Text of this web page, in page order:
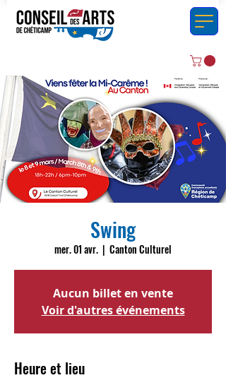
Swing
mer. 01 avr.
  |
Canton Culturel
Aucun billet en vente
Voir d'autres événements
Heure et lieu